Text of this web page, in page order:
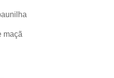
maçã